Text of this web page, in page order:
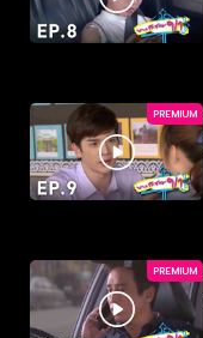
PREMIUM
PREMIUM